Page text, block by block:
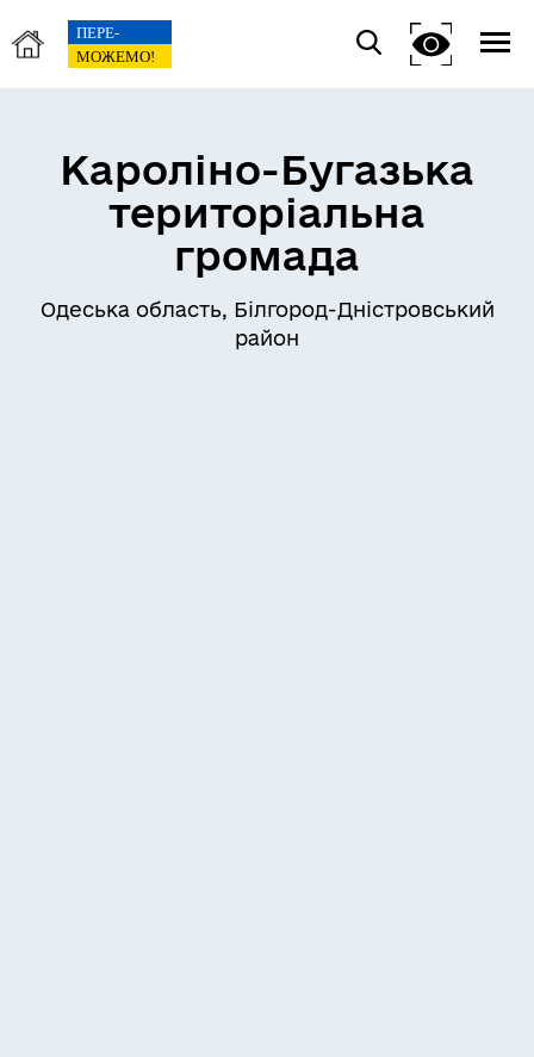
Кароліно-Бугазька
територіальна
громада
Одеська область, Білгород-Дністровський
район